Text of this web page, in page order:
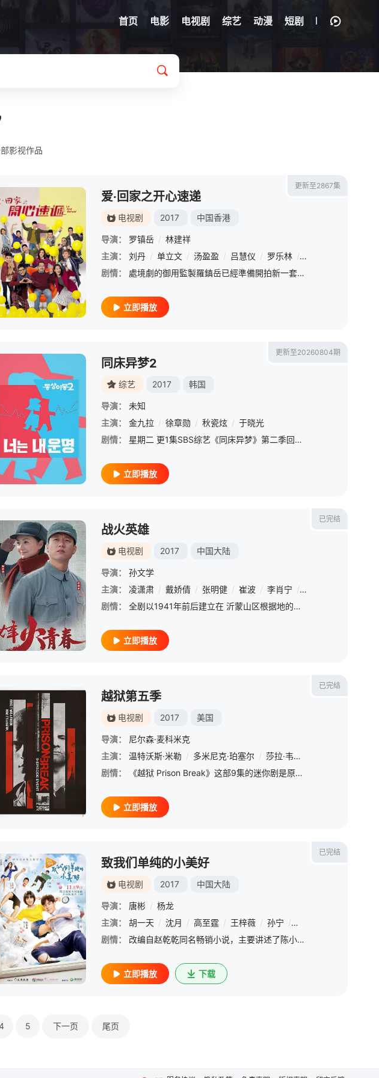
首页 电影 电视剧 综艺 动漫 短剧
部影视作品
更新至2867集
爱·回家之开心速递
电视剧 2017 中国香港
导演： 罗镇岳 / 林建祥
主演：
刘丹 / 单立文 / 汤盈盈 / 吕慧仪 / 罗乐林 / 马贯东
剧情：
處境劇的御用監製羅鎮岳已經準備開拍新一套處境劇，暫定叫《愛．回家之開心速遞》，「過往的處境劇都是以家庭為主，今次當然不例外啦。而故事除了家庭，因為網購現在都好hit，就會講到一間百貨公司，入面開設的網
立即播放
更新至20260804期
同床异梦2
综艺 2017 韩国
导演：
未知
主演：
金九拉 / 徐章勋 / 秋瓷炫 / 于晓光
剧情：
星期二 更1集SBS综艺《同床异梦》第二季回归，金九拉、徐章勋搭档主持，主题由第一季亲子关系转向夫妻关系，在中国发展的韩国女演员秋瓷炫及丈夫于晓光作为嘉宾参与了本季节目。
立即播放
已完结
战火英雄
电视剧 2017 中国大陆
导演：
孙文学
主演：
凌潇肃 / 戴娇倩 / 张明健 / 崔波 / 李肖宁 / 冯国庆
剧情：
全剧以1941年前后建立在 沂蒙山区根据地的抗大一分校真实的历史 为背景，展现了一代青年人在抗日烽火中 飞扬的青春、战斗的情谊和对革命理想的 不倦追求。
立即播放
已完结
越狱第五季
电视剧 2017 美国
导演：
尼尔森·麦科米克
主演：
温特沃斯·米勒 / 多米尼克·珀塞尔 / 莎拉·韦恩·卡丽丝
剧情：
《越狱 Prison Break》这部9集的迷你剧是原剧剧终后几年的故事，FOX并指他们会有合理的解释为何主角没有死，而且除了主角两兄弟外，一些要角也会回归。目前有指本季设定是Fernando﹑C-N
立即播放
/ 阿格涅丝卡·霍兰
罗宾·怀特
塞西尔 / 内芙·坎贝尔 乔尔·金纳曼 / 菲恩·道格拉斯 / 多米妮克·麦克艾丽戈特
已完结
致我们单纯的小美好
电视剧 2017 中国大陆
导演： 唐彬 / 杨龙
主演：
胡一天 / 沈月 / 高至霆 / 王梓薇 / 孙宁 / 吕艳
剧情：
改编自赵乾乾同名畅销小说，主要讲述了陈小希与江辰19年间共同成长，从青梅竹马到错失后的再次牵手的爱情故事。腹黑傲娇的天才医生，蠢萌逗比的元气少女，全剧气质俏皮幽默，通过展现陈小希倒追江辰一路上啼笑皆非
立即播放 下载
5 下一页 尾页